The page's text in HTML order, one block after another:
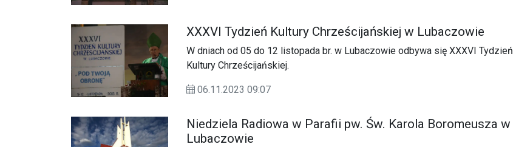
XXXVI Tydzień Kultury Chrześcijańskiej w Lubaczowie
W dniach od 05 do 12 listopada br. w Lubaczowie odbywa się XXXVI Tydzień
Kultury Chrześcijańskiej.
06.11.2023 09:07
Niedziela Radiowa w Parafii pw. Św. Karola Boromeusza w
Lubaczowie